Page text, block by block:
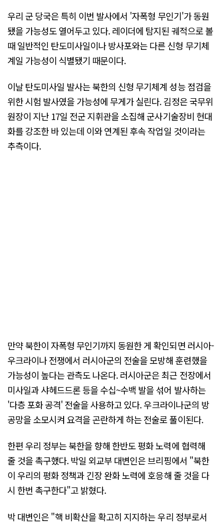
우리 군 당국은 특히 이번 발사에서 '자폭형 무인기'가 동원
됐을 가능성도 열어두고 있다. 레이더에 탐지된 궤적으로 볼
때 일반적인 탄도미사일이나 방사포와는 다른 신형 무기체
계일 가능성이 식별됐기 때문이다.
이날 탄도미사일 발사는 북한의 신형 무기체계 성능 점검을
위한 시험 발사였을 가능성에 무게가 실린다. 김정은 국무위
원장이 지난 17일 전군 지휘관을 소집해 군사기술장비 현대
화를 강조한 바 있는데 이와 연계된 후속 작업일 것이라는
추측이다.
만약 북한이 자폭형 무인기까지 동원한 게 확인되면 러시아-
우크라이나 전쟁에서 러시아군의 전술을 모방해 훈련했을
가능성이 높다는 관측도 나온다. 러시아군은 최근 전장에서
미사일과 샤헤드드론 등을 수십~수백 발을 섞어 발사하는
'다층 포화 공격' 전술을 사용하고 있다. 우크라이나군의 방
공망을 소모시켜 요격을 곤란하게 하는 전술로 풀이된다.
한편 우리 정부는 북한을 향해 한반도 평화 노력에 협력해
줄 것을 촉구했다. 박일 외교부 대변인은 브리핑에서 "북한
이 우리의 평화 정책과 긴장 완화 노력에 호응해 줄 것을 다
시 한번 촉구한다"고 밝혔다.
박 대변인은 "핵 비확산을 확고히 지지하는 우리 정부로서